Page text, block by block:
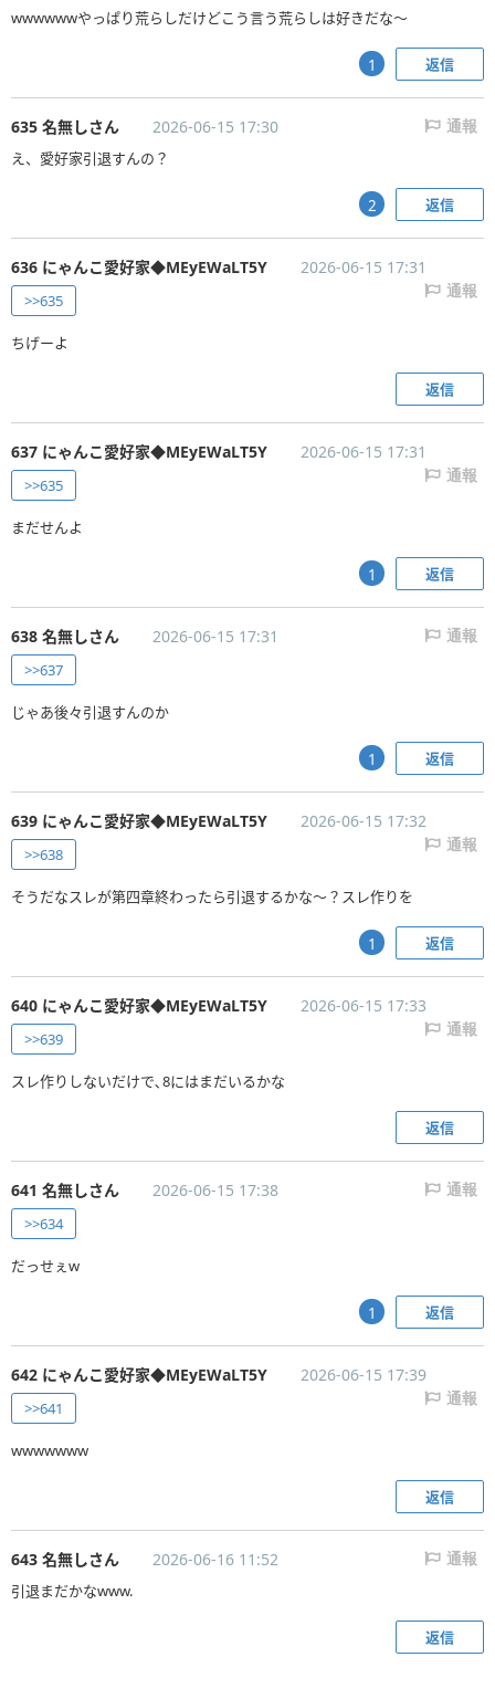
wwwwwwやっぱり荒らしだけどこう言う荒らしは好きだな〜
返信
1
635 名無しさん 2026-06-15 17:30 通報
え、愛好家引退すんの？
返信
2
636 にゃんこ愛好家◆MEyEWaLT5Y 2026-06-15 17:31
通報
>>635
ちげーよ
返信
637 にゃんこ愛好家◆MEyEWaLT5Y 2026-06-15 17:31
通報
>>635
まだせんよ
返信
1
638 名無しさん 2026-06-15 17:31 通報
>>637
じゃあ後々引退すんのか
返信
1
639 にゃんこ愛好家◆MEyEWaLT5Y 2026-06-15 17:32
通報
>>638
そうだなスレが第四章終わったら引退するかな〜？スレ作りを
返信
1
640 にゃんこ愛好家◆MEyEWaLT5Y 2026-06-15 17:33
通報
>>639
スレ作りしないだけで､8にはまだいるかな
返信
641 名無しさん 2026-06-15 17:38 通報
>>634
だっせぇw
返信
1
642 にゃんこ愛好家◆MEyEWaLT5Y 2026-06-15 17:39
通報
>>641
wwwwwww
返信
643 名無しさん 2026-06-16 11:52 通報
引退まだかなwww.
返信